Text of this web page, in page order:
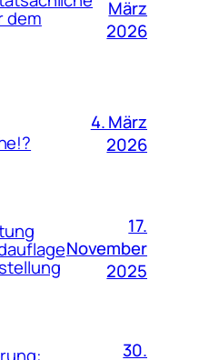
dem
März
2026
4. März
2026
17.
November
2025
30.